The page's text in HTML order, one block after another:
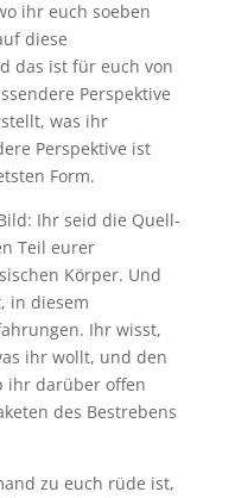
ihr euch soeben
diese
das ist für euch von
Perspektive
was ihr
Perspektive ist
Form.
Ihr seid die Quell-
Teil eurer
Körper. Und
in diesem
Ihr wisst,
ihr wollt, und den
ihr darüber offen
des Bestrebens
zu euch rüde ist,